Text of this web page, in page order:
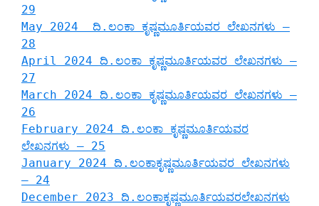
29
May 2024 ದಿ.ಲಂಕಾ ಕೃಷ್ಣಮೂರ್ತಿಯವರ ಲೇಖನಗಳು –
28
April 2024 ದಿ.ಲಂಕಾ ಕೃಷ್ಣಮೂರ್ತಿಯವರ ಲೇಖನಗಳು –
27
March 2024 ದಿ.ಲಂಕಾ ಕೃಷ್ಣಮೂರ್ತಿಯವರ ಲೇಖನಗಳು –
26
February 2024 ದಿ.ಲಂಕಾ ಕೃಷ್ಣಮೂರ್ತಿಯವರ
ಲೇಖನಗಳು – 25
January 2024 ದಿ.ಲಂಕಾಕೃಷ್ಣಮೂರ್ತಿಯವರ ಲೇಖನಗಳು
– 24
December 2023 ದಿ.ಲಂಕಾಕೃಷ್ಣಮೂರ್ತಿಯವರಲೇಖನಗಳು